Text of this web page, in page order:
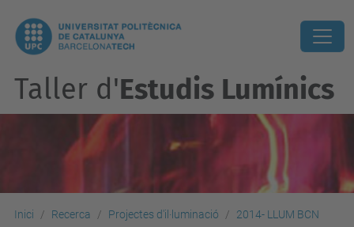
Taller d'Estudis Lumínics
Inici Recerca Projectes d'il·luminació
2014- LLUM BCN